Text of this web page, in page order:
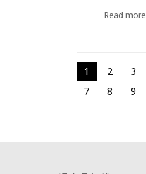
Read more
1 2 3
7
8 9